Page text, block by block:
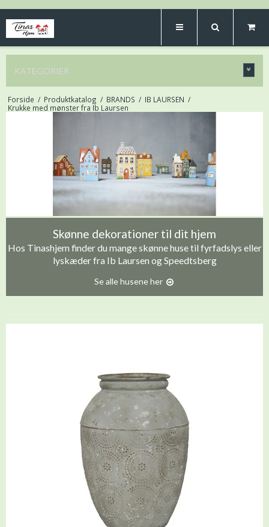
KATEGORIER
Forside / Produktkatalog / BRANDS / IB LAURSEN /
Krukke med mønster fra Ib Laursen
Skønne dekorationer til dit hjem
Hos Tinashjem finder du mange skønne huse til fyrfadslys eller
lyskæder fra Ib Laursen og Speedtsberg
Se alle husene her